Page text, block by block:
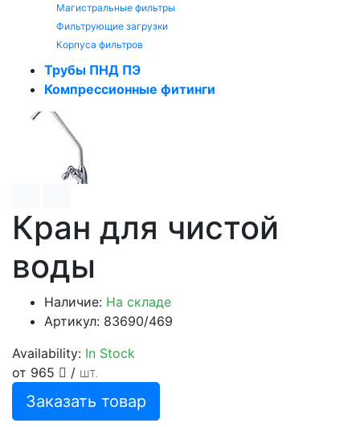
Магистральные фильтры
Фильтрующие загрузки
Корпуса фильтров
Трубы ПНД ПЭ
Компрессионные фитинги
Кран для чистой
воды
Наличие: На складе
Артикул: 83690/469
Availability: In Stock
от 965
/ шт.
Заказать товар